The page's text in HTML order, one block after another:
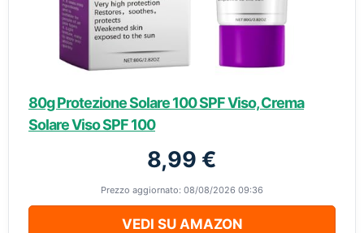
80g Protezione Solare 100 SPF Viso, Crema
Solare Viso SPF 100
8,99 €
Prezzo aggiornato: 08/08/2026 09:36
VEDI SU AMAZON